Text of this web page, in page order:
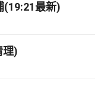
(19:21最新)
理)